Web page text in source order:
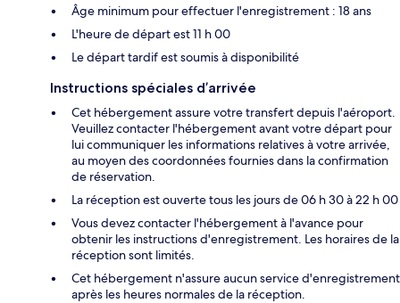
Âge minimum pour effectuer l'enregistrement : 18 ans
L'heure de départ est 11 h 00
Le départ tardif est soumis à disponibilité
Instructions spéciales d’arrivée
Cet hébergement assure votre transfert depuis l'aéroport.
Veuillez contacter l'hébergement avant votre départ pour
lui communiquer les informations relatives à votre arrivée,
au moyen des coordonnées fournies dans la confirmation
de réservation.
La réception est ouverte tous les jours de 06 h 30 à 22 h 00
Vous devez contacter l'hébergement à l'avance pour
obtenir les instructions d'enregistrement. Les horaires de la
réception sont limités.
Cet hébergement n'assure aucun service d'enregistrement
après les heures normales de la réception.